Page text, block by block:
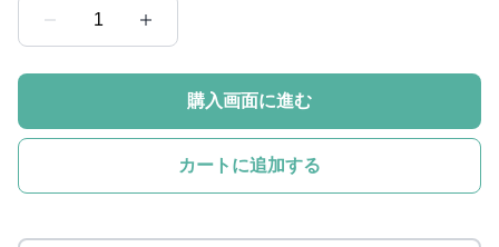
1
購入画面に進む
カートに追加する